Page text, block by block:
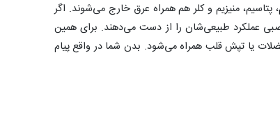
منیزیم و کلر هم همراه عرق خارج می‌شوند. اگر
عملکرد طبیعی‌شان را از دست می‌دهند. برای همین
یا تپش قلب همراه می‌شود. بدن شما در واقع پیام